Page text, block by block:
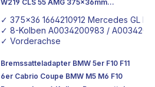
W219 CLS 55 AMG 375x36mm
Mercedes GL Bremsscheibe
✓ 375x36 1664210912 Mercedes GL
✓ 8-Kolben A0034200983 /
✓ Vorderachse
Bremssatteladapter BMW 5er F10 F11
6er Cabrio Coupe BMW M5 M6 F10